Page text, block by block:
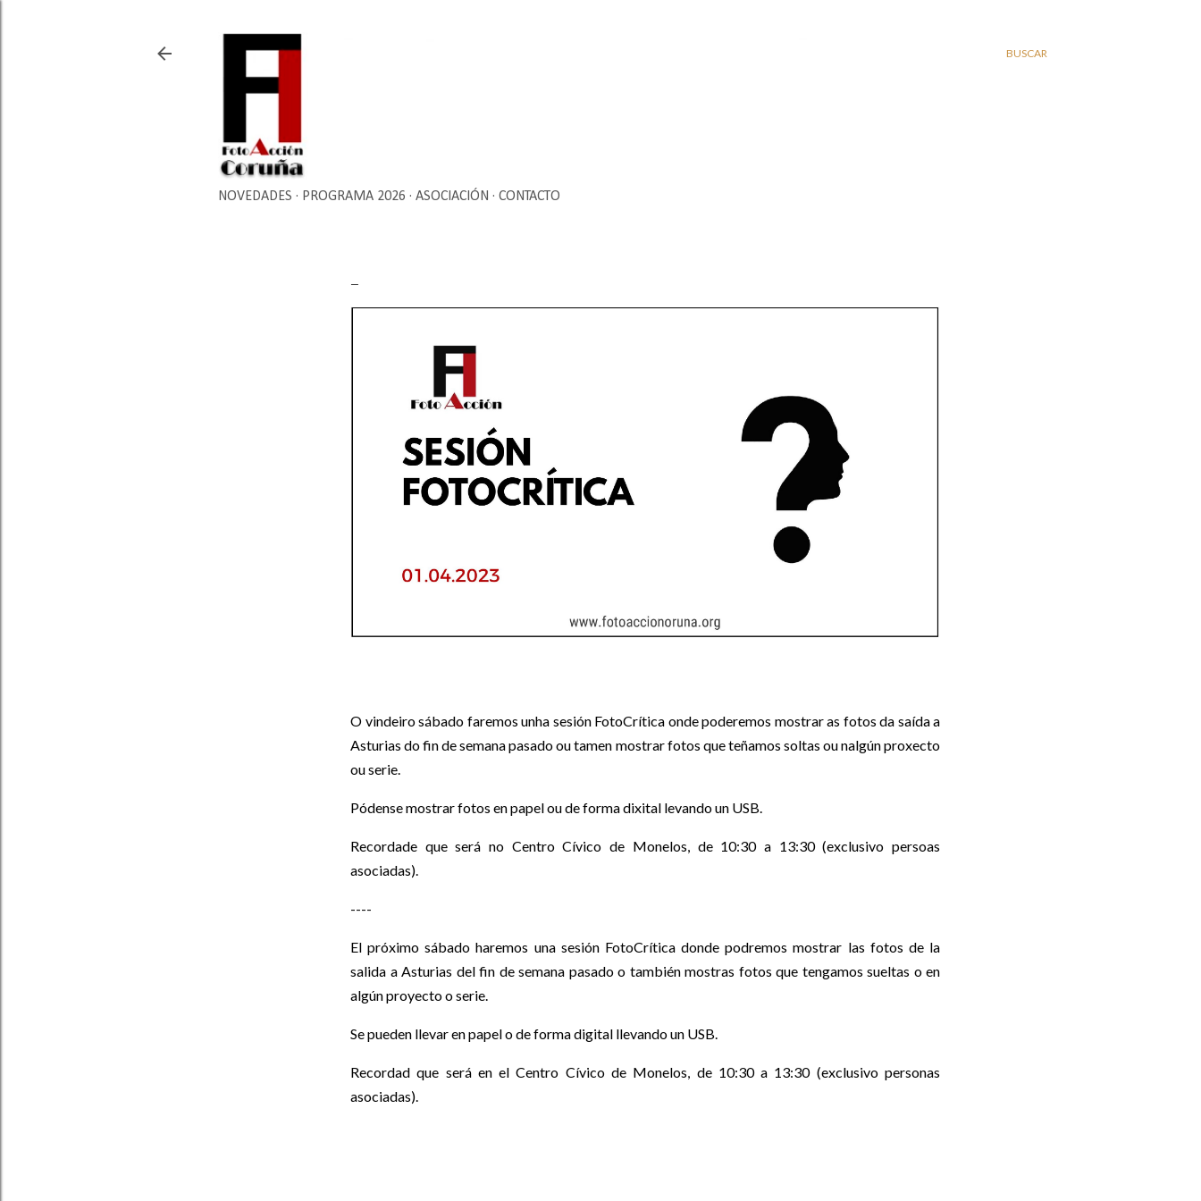
BUSCAR
NOVEDADES PROGRAMA 2026 ASOCIACIÓN CONTACTO
O vindeiro sábado faremos unha sesión FotoCrítica onde poderemos mostrar as fotos da saída a
Asturias do fin de semana pasado ou tamen mostrar fotos que teñamos soltas ou nalgún proxecto
ou serie.
Pódense mostrar fotos en papel ou de forma dixital levando un USB.
Recordade que será no Centro Cívico de Monelos, de 10:30 a 13:30 (exclusivo persoas
asociadas).
----
El próximo sábado haremos una sesión FotoCrítica donde podremos mostrar las fotos de la
salida a Asturias del fin de semana pasado o también mostras fotos que tengamos sueltas o en
algún proyecto o serie.
Se pueden llevar en papel o de forma digital llevando un USB.
Recordad que será en el Centro Cívico de Monelos, de 10:30 a 13:30 (exclusivo personas
asociadas).